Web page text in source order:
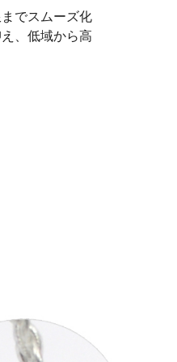
でスムーズ化
、低域から高